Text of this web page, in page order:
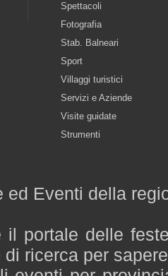
Spettacoli
Fotografia
Stab. Balneari
Sport
Villaggi turistici
Servizi e Aziende
Visite guidate
Strumenti
ed Eventi della
il portale delle
ricerca per